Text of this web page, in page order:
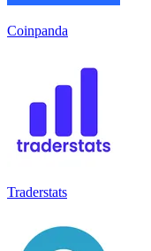
Coinpanda
Traderstats